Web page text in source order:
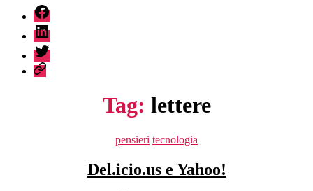
fb
linkedin
twitter
sessionize
Tag: lettere
Categorie
pensieri tecnologia
Del.icio.us e Yahoo!